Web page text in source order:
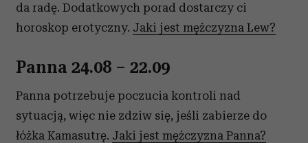
da radę. Dodatkowych porad dostarczy ci
horoskop erotyczny. Jaki jest mężczyzna Lew?
Panna 24.08 – 22.09
Panna potrzebuje poczucia kontroli nad
sytuacją, więc nie zdziw się, jeśli zabierze do
łóżka Kamasutrę. Jaki jest mężczyzna Panna?